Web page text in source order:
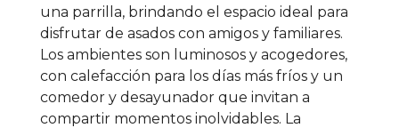
una parrilla, brindando el espacio ideal para
disfrutar de asados con amigos y familiares.
Los ambientes son luminosos y acogedores,
con calefacción para los días más fríos y un
comedor y desayunador que invitan a
compartir momentos inolvidables. La